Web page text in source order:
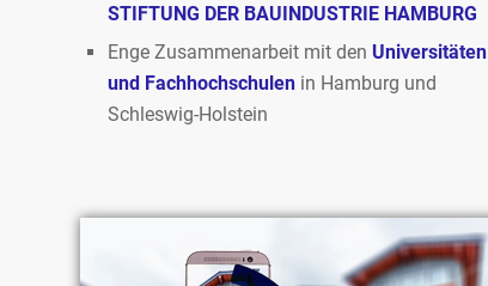
STIFTUNG DER BAUINDUSTRIE HAMBURG
Enge Zusammenarbeit mit den Universitäten
und Fachhochschulen in Hamburg und
Schleswig-Holstein